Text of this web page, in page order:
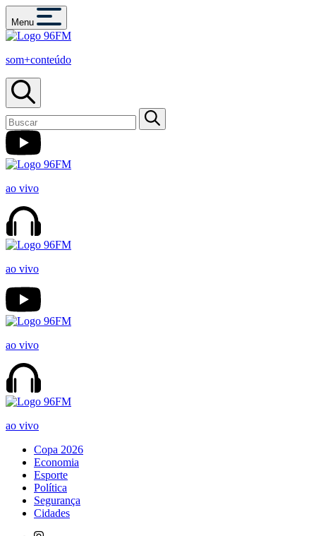
Menu
som+conteúdo
ao vivo
ao vivo
ao vivo
ao vivo
Copa 2026
Economia
Esporte
Política
Segurança
Cidades